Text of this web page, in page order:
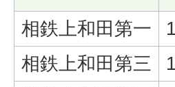
相鉄上和田第一
相鉄上和田第三